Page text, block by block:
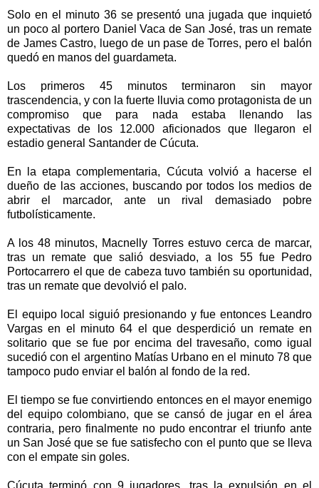
Solo en el minuto 36 se presentó una jugada que inquietó
un poco al portero Daniel Vaca de San José, tras un remate
de James Castro, luego de un pase de Torres, pero el balón
quedó en manos del guardameta.
Los primeros 45 minutos terminaron sin mayor
trascendencia, y con la fuerte lluvia como protagonista de un
compromiso que para nada estaba llenando las
expectativas de los 12.000 aficionados que llegaron el
estadio general Santander de Cúcuta.
En la etapa complementaria, Cúcuta volvió a hacerse el
dueño de las acciones, buscando por todos los medios de
abrir el marcador, ante un rival demasiado pobre
futbolísticamente.
A los 48 minutos, Macnelly Torres estuvo cerca de marcar,
tras un remate que salió desviado, a los 55 fue Pedro
Portocarrero el que de cabeza tuvo también su oportunidad,
tras un remate que devolvió el palo.
El equipo local siguió presionando y fue entonces Leandro
Vargas en el minuto 64 el que desperdició un remate en
solitario que se fue por encima del travesaño, como igual
sucedió con el argentino Matías Urbano en el minuto 78 que
tampoco pudo enviar el balón al fondo de la red.
El tiempo se fue convirtiendo entonces en el mayor enemigo
del equipo colombiano, que se cansó de jugar en el área
contraria, pero finalmente no pudo encontrar el triunfo ante
un San José que se fue satisfecho con el punto que se lleva
con el empate sin goles.
Cúcuta terminó con 9 jugadores, tras la expulsión en el